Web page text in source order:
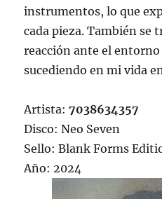
instrumentos, lo que
cada pieza. También se
reacción ante el entorno
sucediendo en mi vida
Artista:7038634357
Disco: Neo Seven
Sello: Blank Forms
Año: 2024